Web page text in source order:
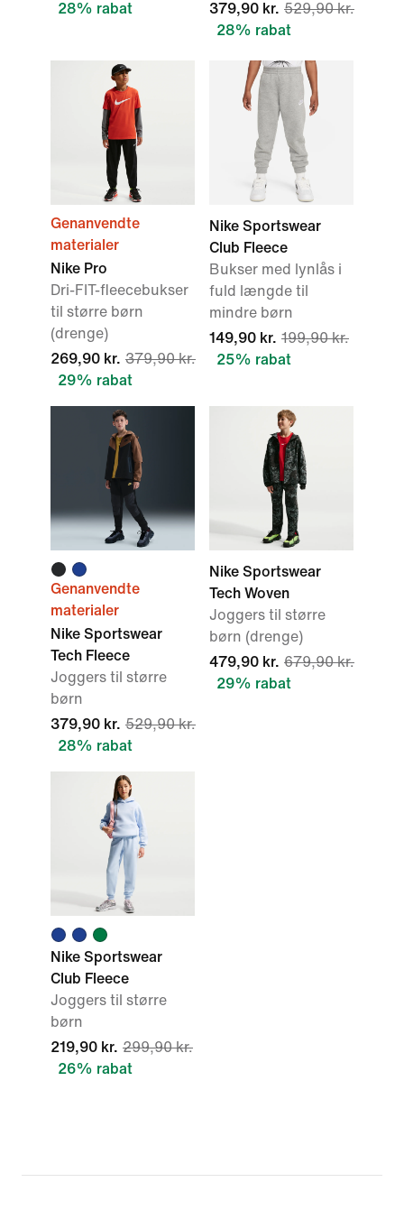
28% rabat
379,90 kr. 529,90 kr.
28% rabat
Genanvendte
materialer
Nike Pro
Dri-FIT-fleecebukser
til større børn
(drenge)
269,90 kr. 379,90 kr.
29% rabat
Nike Sportswear
Club Fleece
Bukser med lynlås i
fuld længde til
mindre børn
149,90 kr. 199,90 kr.
25% rabat
Genanvendte
materialer
Nike Sportswear
Tech Fleece
Joggers til større
børn
379,90 kr. 529,90 kr.
28% rabat
Nike Sportswear
Tech Woven
Joggers til større
børn (drenge)
479,90 kr. 679,90 kr.
29% rabat
Nike Sportswear
Club Fleece
Joggers til større
børn
219,90 kr. 299,90 kr.
26% rabat